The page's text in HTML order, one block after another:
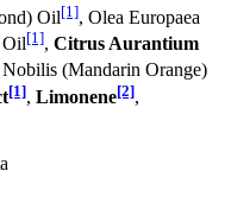
Oil[1], Olea Europaea
Oil[1], Citrus Aurantium
(Mandarin Orange)
[1], Limonene[2],